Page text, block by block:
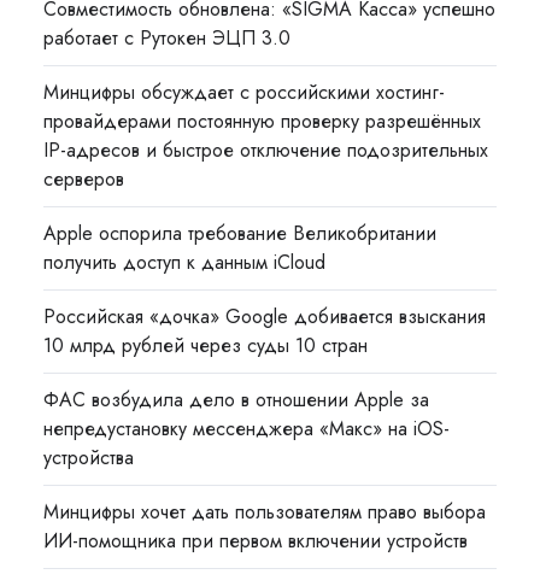
Совместимость обновлена: «SIGMA Касса» успешно
работает с Рутокен ЭЦП 3.0
Минцифры обсуждает с российскими хостинг-
провайдерами постоянную проверку разрешённых
IP-адресов и быстрое отключение подозрительных
серверов
Apple оспорила требование Великобритании
получить доступ к данным iCloud
Российская «дочка» Google добивается взыскания
10 млрд рублей через суды 10 стран
ФАС возбудила дело в отношении Apple за
непредустановку мессенджера «Макс» на iOS-
устройства
Минцифры хочет дать пользователям право выбора
ИИ-помощника при первом включении устройств